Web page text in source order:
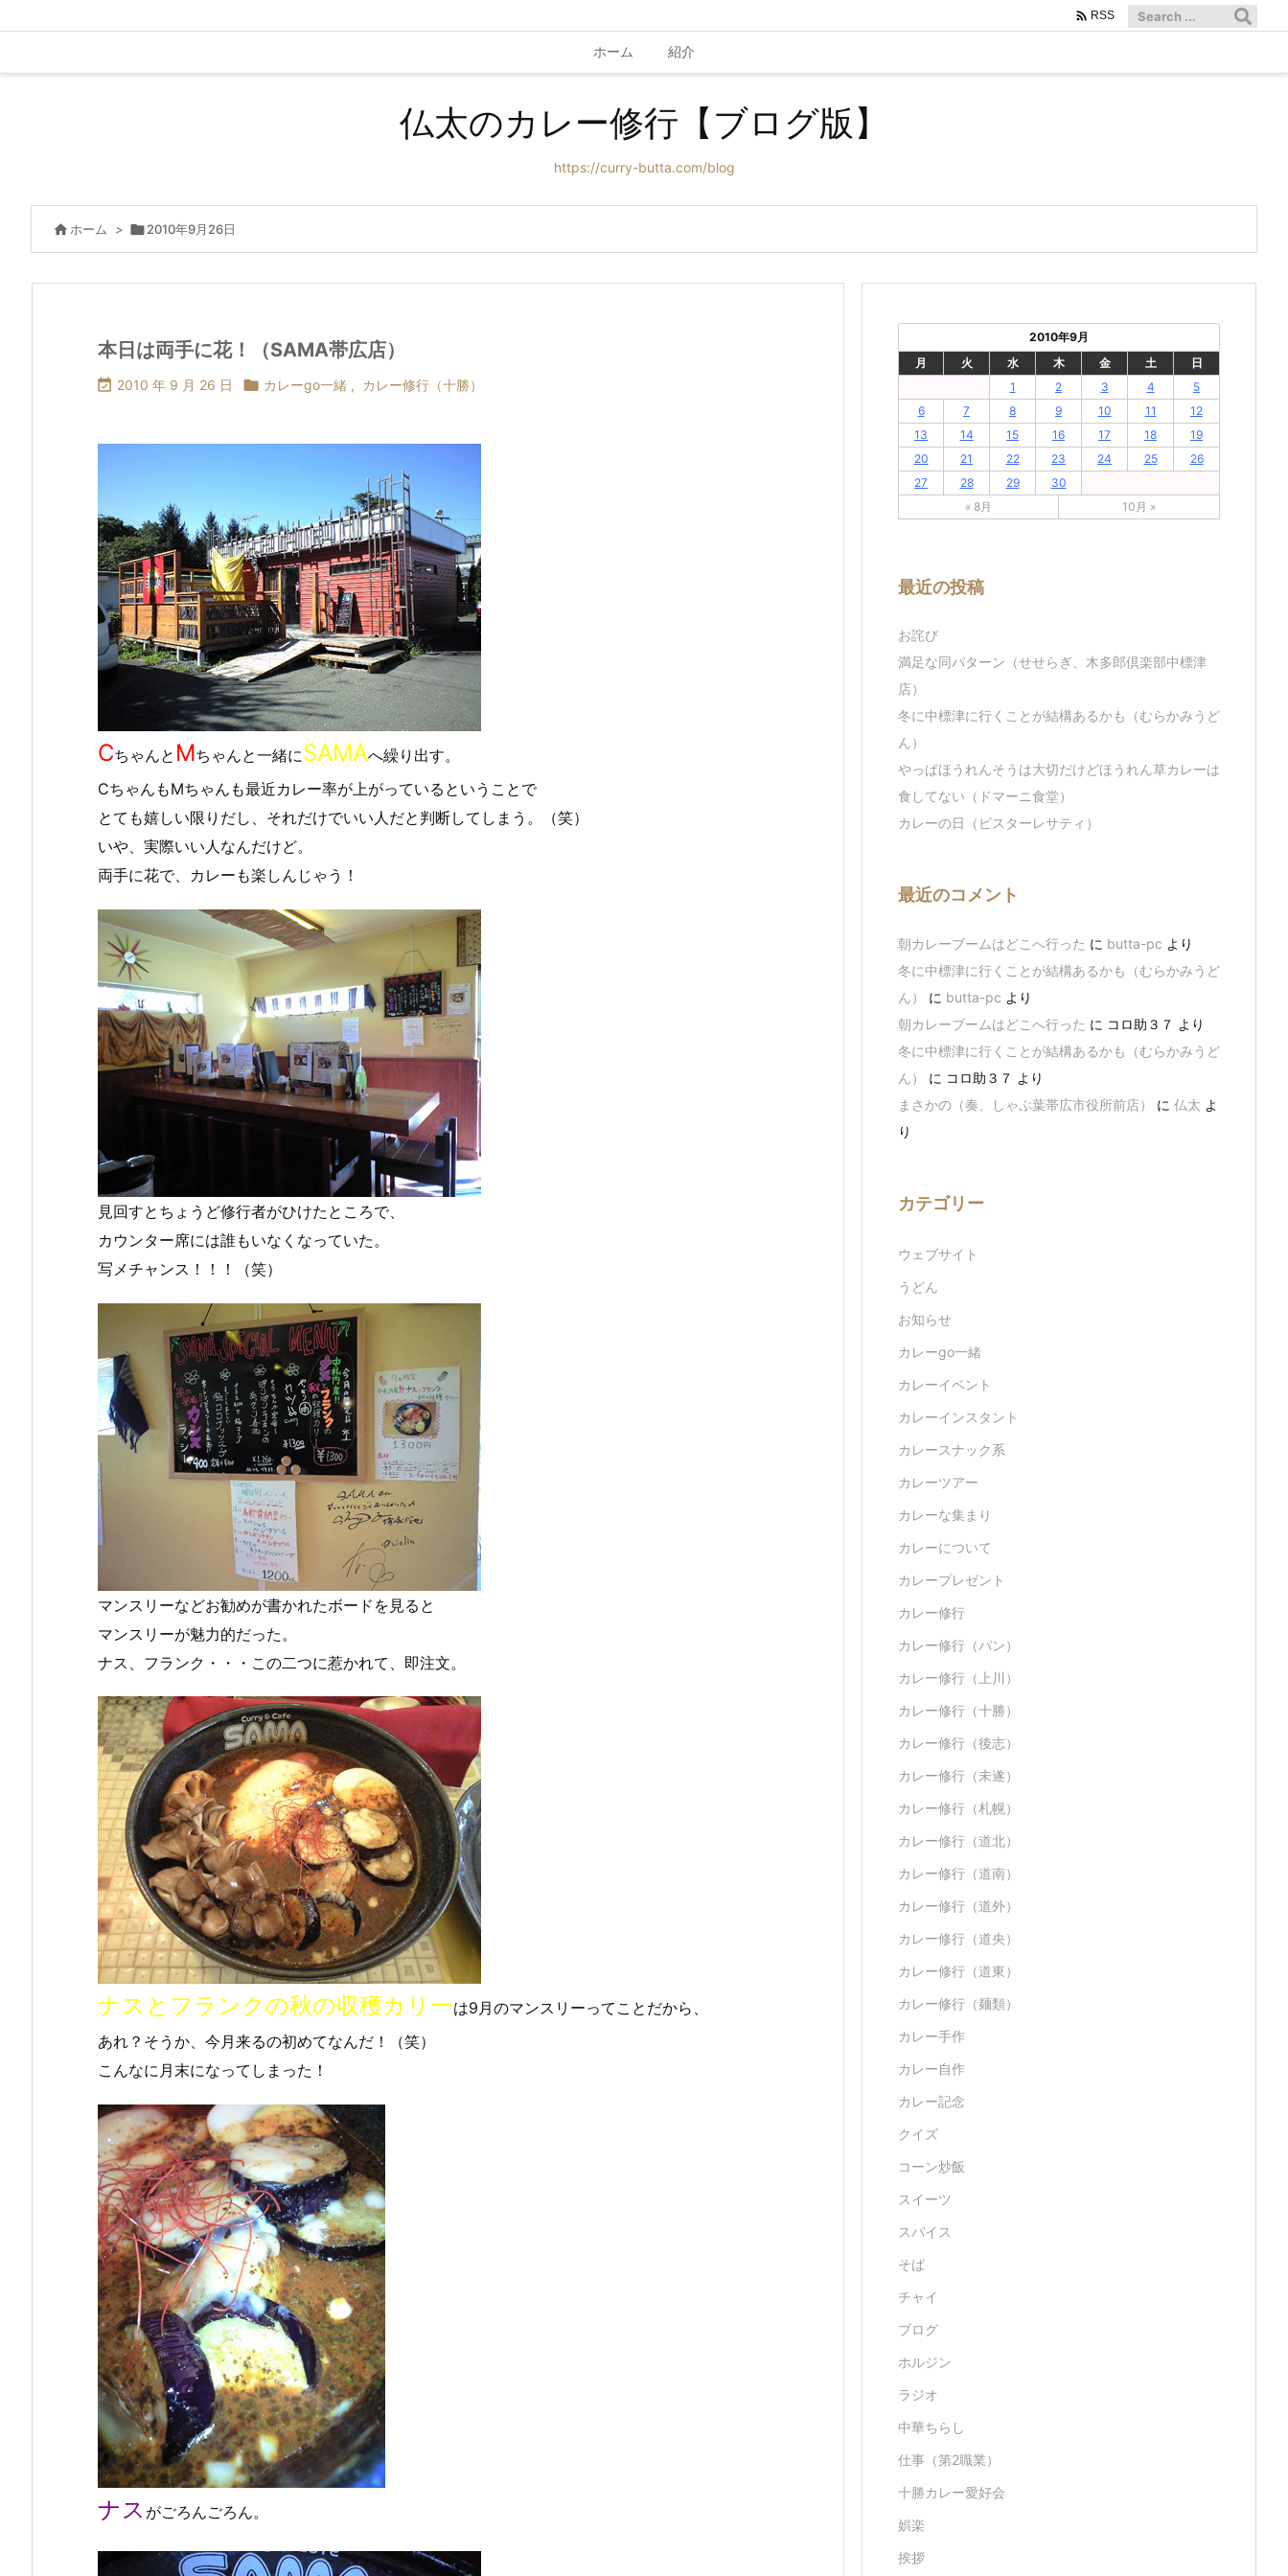
ホーム 紹介
 RSS
仏太のカレー修行【ブログ版】
https://curry-butta.com/blog
 ホーム > 2010年9月26日
本日は両手に花！（SAMA帯広店）
 2010 年 9 月 26 日  カレーgo一緒 , カレー修行（十勝）
Cちゃんと Mちゃんと一緒にSAMAへ繰り出す。
CちゃんもMちゃんも最近カレー率が上がっているということで
とても嬉しい限りだし、それだけでいい人だと判断してしまう。（笑）
いや、実際いい人なんだけど。
両手に花で、カレーも楽しんじゃう！
見回すとちょうど修行者がひけたところで、
カウンター席には誰もいなくなっていた。
写メチャンス！！！（笑）
マンスリーなどお勧めが書かれたボードを見ると
マンスリーが魅力的だった。
ナス、フランク・・・この二つに惹かれて、即注文。
ナスとフランクの秋の収穫カリーは9月のマンスリーってことだから、
あれ？そうか、今月来るの初めてなんだ！（笑）
こんなに月末になってしまった！
ナス がごろんごろん。
2010年9月
月
火 水 木 金 土
日
1
2 3 4
5
6
7 8 9 10 11
12
13
14 15 16 17 18
19
20
21 22 23 24 25
26
27
28 29
30
« 8月
10月 »
最近の投稿
お詫び
満足な同パターン（せせらぎ、木多郎倶楽部中標津
店）
冬に中標津に行くことが結構あるかも（むらかみうど
ん）
やっぱほうれんそうは大切だけどほうれん草カレーは
食してない（ドマーニ食堂）
カレーの日（ビスターレサティ）
最近のコメント
朝カレーブームはどこへ行った に butta-pc より
冬に中標津に行くことが結構あるかも（むらかみうど
ん）
に butta-pc より
朝カレーブームはどこへ行った に コロ助３７ より
冬に中標津に行くことが結構あるかも（むらかみうど
ん）
に コロ助３７ より
まさかの（奏、しゃぶ葉帯広市役所前店）
に 仏太 よ
り
カテゴリー
ウェブサイト
うどん
お知らせ
カレーgo一緒
カレーイベント
カレーインスタント
カレースナック系
カレーツアー
カレーな集まり
カレーについて
カレープレゼント
カレー修行
カレー修行（パン）
カレー修行（上川）
カレー修行（十勝）
カレー修行（後志）
カレー修行（未遂）
カレー修行（札幌）
カレー修行（道北）
カレー修行（道南）
カレー修行（道外）
カレー修行（道央）
カレー修行（道東）
カレー修行（麺類）
カレー手作
カレー自作
カレー記念
クイズ
コーン炒飯
スイーツ
スパイス
そば
チャイ
ブログ
ホルジン
ラジオ
中華ちらし
仕事（第2職業）
十勝カレー愛好会
娯楽
挨拶